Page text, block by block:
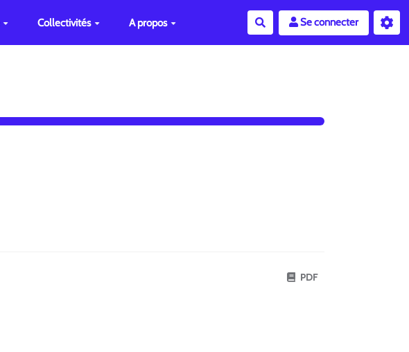
Collectivités A propos RechercherSe connecter
PDF